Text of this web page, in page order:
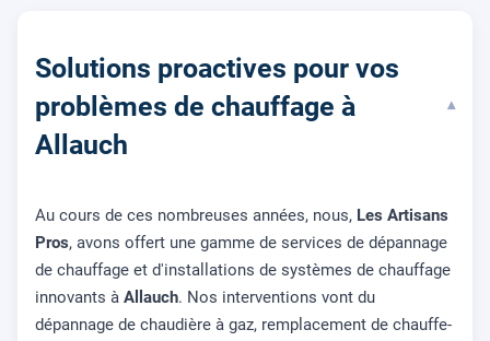
Solutions proactives pour vos
problèmes de chauffage à
Allauch
▾
Au cours de ces nombreuses années, nous, Les Artisans
Pros, avons offert une gamme de services de dépannage
de chauffage et d'installations de systèmes de chauffage
innovants à Allauch. Nos interventions vont du
dépannage de chaudière à gaz, remplacement de chauffe-